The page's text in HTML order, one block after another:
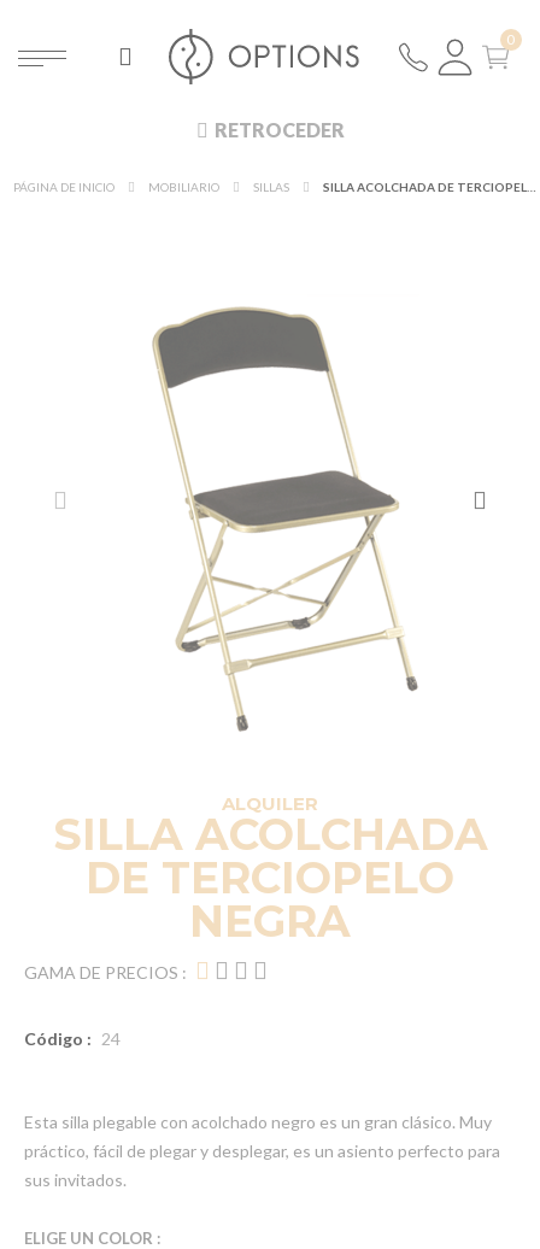
RETROCEDER
PÁGINA DE INICIO MOBILIARIO SILLAS
ALQUILER
SILLA ACOLCHADA
DE TERCIOPELO
NEGRA
GAMA DE PRECIOS :
Código : 24
Esta silla plegable con acolchado negro es un gran clásico. Muy
práctico, fácil de plegar y desplegar, es un asiento perfecto para
sus invitados.
ELIGE UN COLOR :